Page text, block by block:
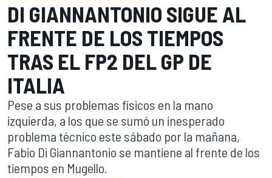
DI GIANNANTONIO SIGUE AL
FRENTE DE LOS TIEMPOS
TRAS EL FP2 DEL GP DE
ITALIA
Pese a sus problemas físicos en la mano
izquierda, a los que se sumó un inesperado
problema técnico este sábado por la mañana,
Fabio Di Giannantonio se mantiene al frente de los
tiempos en Mugello.